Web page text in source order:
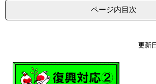
ページ内目次
更新